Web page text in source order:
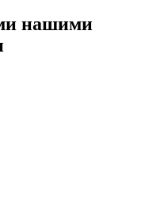
нашими